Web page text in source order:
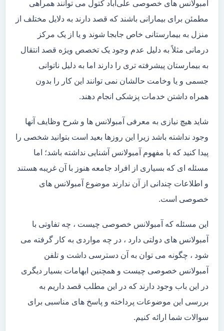
آمبولانس های خصوصی علی‌آباد کتول می توانند همراهی
مطمئن برای بیمارانی باشند که قصد دارند به دلایل مختلف از
منزل به بیمارستانی خاص جابجا شوند و یا از یک مرکز
درمانی مثلاً به دلیل عدم وجود یک تخصص ویژه قصد انتقال
به بیمارستان پیشرفته تری را دارند اما به دلیل ناتوانی
جسمی و یا وخامت حالشان نمی توانند این کار را بدون
همراه داشتن خدمات پزشکی انجام دهند.
شاید هیچ نیازی به معرفی آمبولانس ها و شرح وظایف آنها
وجود نداشته باشد زیرا این روزها بعید است بتوانید شخصی را
پیدا کنید که با مفهوم آمبولانس آشنایی نداشته باشد؛ اما
مسئله ای که بسیاری از افراد جامعه هنوز با آن غریبه هستند
و اطلاعات چندانی از آن ندارند موضوع آمبولانس های
خصوصی است.
این مسئله که آمبولانس خصوصی چیست ، چه تفاوتی با
آمبولانس های دولتی دارد ، در چه مواردی به کار گرفته می
شود ، چگونه می توان به آن دسترسی داشت و تلفن
آمبولانس خصوصی چیست و همچنین ابهامات بسیار دیگری
در این باب وجود دارند که در این مطلب قصد داریم به
بررسی این موضوعات پرداخته و پاسخ های مناسبی برای
سوالات شما ارائه کنیم.